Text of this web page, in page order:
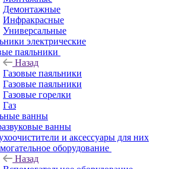
Демонтажные
Инфракрасные
Универсальные
электрические
паяльники
Назад
Газовые паяльники
Газовые паяльники
Газовые горелки
Газ
ванны
ванны
и аксессуары для них
оборудование
Назад